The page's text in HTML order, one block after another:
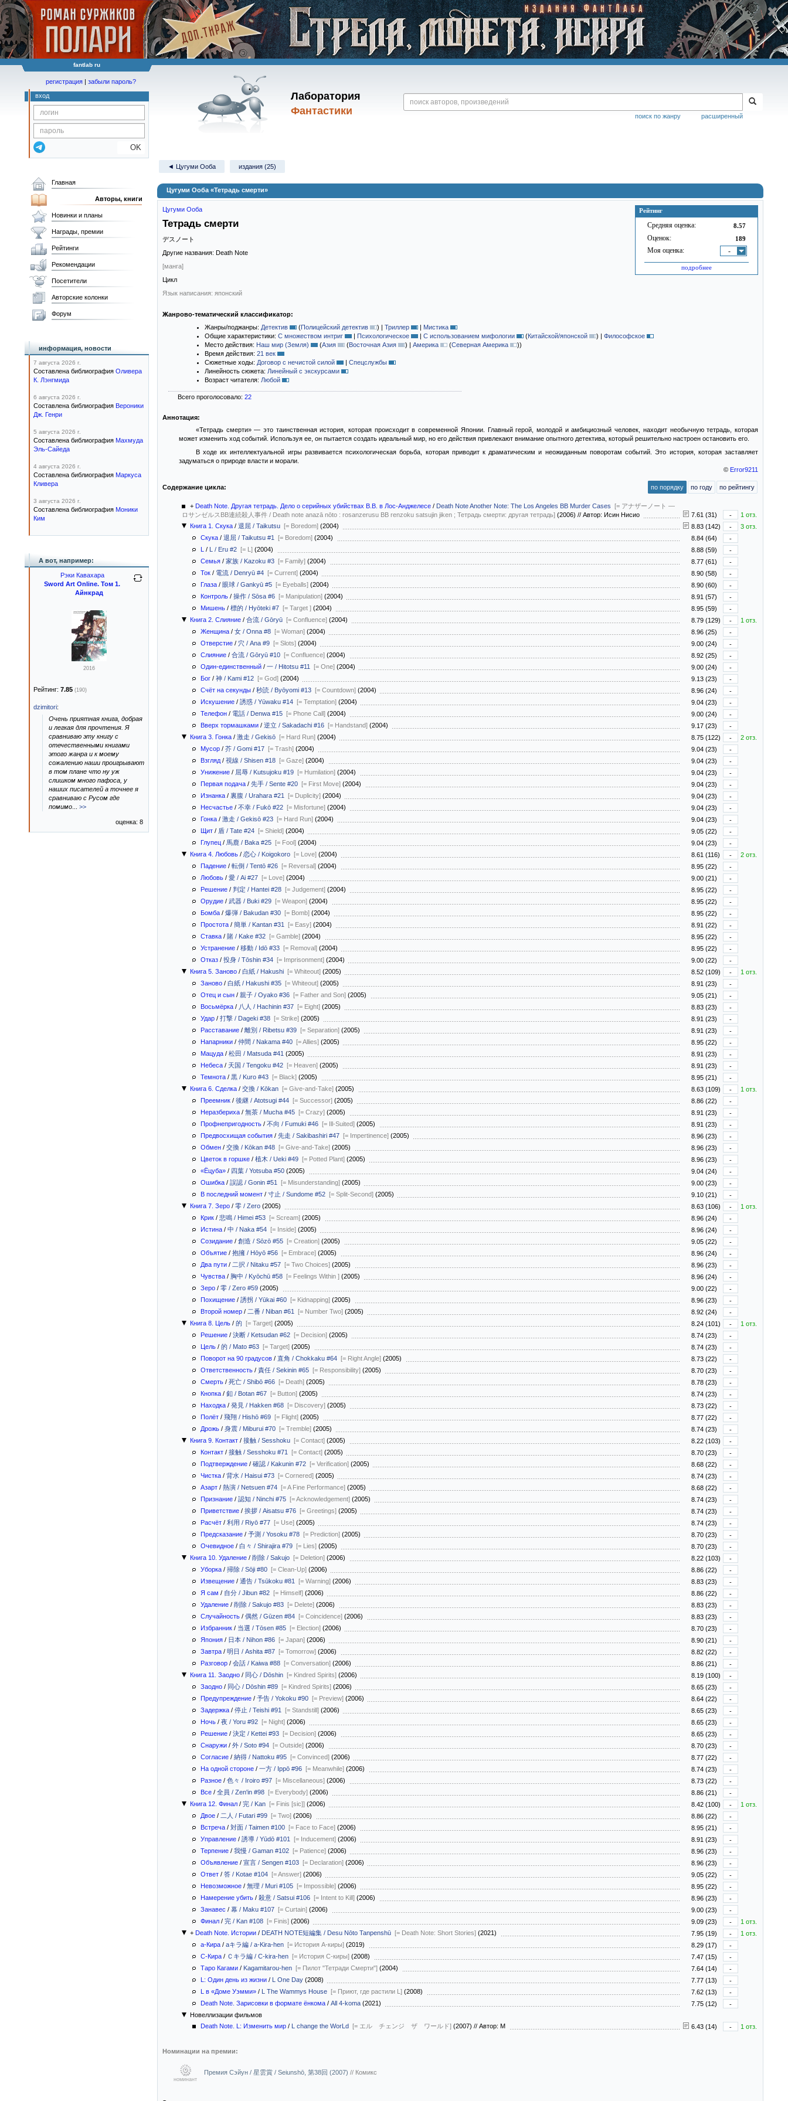
fantlab ru
Лаборатория
Фантастики
расширенный
поиск по жанру
регистрация | забыли пароль?
вход
OK
◄ Цугуми Ооба издания (25)
Цугуми Ооба «Тетрадь смерти»
Рейтинг
Средняя оценка: 8.57
Оценок: 189
Моя оценка: -
подробнее
Цугуми Ооба
Тетрадь смерти
デスノート
Другие названия: Death Note
[манга]
Цикл
Язык написания: японский
Жанрово-тематический классификатор:
Жанры/поджанры: Детектив (Полицейский детектив ) | Триллер | Мистика
Общие характеристики: С множеством интриг | Психологическое | С использованием мифологии (Китайской/японской ) | Философское
Место действия: Наш мир (Земля) (Азия (Восточная Азия ) | Америка (Северная Америка ))
Время действия: 21 век
Сюжетные ходы: Договор с нечистой силой | Спецслужбы
Линейность сюжета: Линейный с экскурсами
Возраст читателя: Любой
Всего проголосовало: 22
Аннотация:
«Тетрадь смерти» — это таинственная история, которая происходит в современной Японии. Главный герой, молодой и амбициозный человек, находит необычную тетрадь, которая
может изменить ход событий. Используя ее, он пытается создать идеальный мир, но его действия привлекают внимание опытного детектива, который решительно настроен остановить его.
В ходе их интеллектуальной игры развивается психологическая борьба, которая приводит к драматическим и неожиданным поворотам событий. Это история, которая заставляет
задуматься о природе власти и морали.
© Error9211
Содержание цикла: по порядку по году по рейтингу
+ Death Note. Другая тетрадь. Дело о серийных убийствах B.B. в Лос-Анджелесе / Death Note Another Note: The Los Angeles BB Murder Cases [= アナザーノート —
ロサンゼルスBB連続殺人事件 / Death note anazā nōto : rosanzerusu BB renzoku satsujin jiken ; Тетрадь смерти: другая тетрадь] (2006) // Автор: Исин Нисио 7.61 (31) -
1 отз.
Книга 1. Скука / 退屈 / Taikutsu [= Boredom] (2004) 8.83 (142) -
3 отз.
Скука / 退屈 / Taikutsu #1 [= Boredom] (2004) 8.84 (64)
-
L / L / Eru #2 [= L] (2004) 8.88 (59)
-
Семья / 家族 / Kazoku #3 [= Family] (2004) 8.77 (61)
-
Ток / 電流 / Denryū #4 [= Current] (2004) 8.90 (58)
-
Глаза / 眼球 / Gankyū #5 [= Eyeballs] (2004) 8.90 (60)
-
Контроль / 操作 / Sōsa #6 [= Manipulation] (2004) 8.91 (57)
-
Мишень / 標的 / Hyōteki #7 [= Target ] (2004) 8.95 (59)
-
Книга 2. Слияние / 合流 / Gōryū [= Confluence] (2004) 8.79 (129) -
1 отз.
Женщина / 女 / Onna #8 [= Woman] (2004) 8.96 (25)
-
Отверстие / 穴 / Ana #9 [= Slots] (2004) 9.00 (24)
-
Слияние / 合流 / Gōryū #10 [= Confluence] (2004) 8.92 (25)
-
Один-единственный / 一 / Hitotsu #11 [= One] (2004) 9.00 (24)
-
Бог / 神 / Kami #12 [= God] (2004) 9.13 (23)
-
Счёт на секунды / 秒読 / Byōyomi #13 [= Countdown] (2004) 8.96 (24)
-
Искушение / 誘惑 / Yūwaku #14 [= Temptation] (2004) 9.04 (23)
-
Телефон / 電話 / Denwa #15 [= Phone Call] (2004) 9.00 (24)
-
Вверх тормашками / 逆立 / Sakadachi #16 [= Handstand] (2004) 9.17 (23)
-
Книга 3. Гонка / 激走 / Gekisō [= Hard Run] (2004) 8.75 (122) -
2 отз.
Мусор / 芥 / Gomi #17 [= Trash] (2004) 9.04 (23)
-
Взгляд / 視線 / Shisen #18 [= Gaze] (2004) 9.04 (23)
-
Унижение / 屈辱 / Kutsujoku #19 [= Humilation] (2004) 9.04 (23)
-
Первая подача / 先手 / Sente #20 [= First Move] (2004) 9.04 (23)
-
Изнанка / 裏腹 / Urahara #21 [= Duplicity] (2004) 9.04 (23)
-
Несчастье / 不幸 / Fukō #22 [= Misfortune] (2004) 9.04 (23)
-
Гонка / 激走 / Gekisō #23 [= Hard Run] (2004) 9.04 (23)
-
Щит / 盾 / Tate #24 [= Shield] (2004) 9.05 (22)
-
Глупец / 馬鹿 / Baka #25 [= Fool] (2004) 9.04 (23)
-
Книга 4. Любовь / 恋心 / Koigokoro [= Love] (2004) 8.61 (116) -
2 отз.
Падение / 転倒 / Tentō #26 [= Reversal] (2004) 8.95 (22)
-
Любовь / 愛 / Ai #27 [= Love] (2004) 9.00 (21)
-
Решение / 判定 / Hantei #28 [= Judgement] (2004) 8.95 (22)
-
Орудие / 武器 / Buki #29 [= Weapon] (2004) 8.95 (22)
-
Бомба / 爆弾 / Bakudan #30 [= Bomb] (2004) 8.95 (22)
-
Простота / 簡単 / Kantan #31 [= Easy] (2004) 8.91 (22)
-
Ставка / 賭 / Kake #32 [= Gamble] (2004) 8.95 (22)
-
Устранение / 移動 / Idō #33 [= Removal] (2004) 8.95 (22)
-
Отказ / 投身 / Tōshin #34 [= Imprisonment] (2004) 9.00 (22)
-
Книга 5. Заново / 白紙 / Hakushi [= Whiteout] (2005) 8.52 (109) -
1 отз.
Заново / 白紙 / Hakushi #35 [= Whiteout] (2005) 8.91 (23)
-
Отец и сын / 親子 / Oyako #36 [= Father and Son] (2005) 9.05 (21)
-
Восьмёрка / 八人 / Hachinin #37 [= Eight] (2005) 8.83 (23)
-
Удар / 打撃 / Dageki #38 [= Strike] (2005) 8.91 (23)
-
Расставание / 離別 / Ribetsu #39 [= Separation] (2005) 8.91 (23)
-
Напарники / 仲間 / Nakama #40 [= Allies] (2005) 8.95 (22)
-
Мацуда / 松田 / Matsuda #41 (2005) 8.91 (23)
-
Небеса / 天国 / Tengoku #42 [= Heaven] (2005) 8.91 (23)
-
Темнота / 黒 / Kuro #43 [= Black] (2005) 8.95 (21)
-
Книга 6. Сделка / 交換 / Kōkan [= Give-and-Take] (2005) 8.63 (109) -
1 отз.
Преемник / 後継 / Atotsugi #44 [= Successor] (2005) 8.86 (22)
-
Неразбериха / 無茶 / Mucha #45 [= Crazy] (2005) 8.91 (23)
-
Профнепригодность / 不向 / Fumuki #46 [= Ill-Suited] (2005) 8.91 (23)
-
Предвосхищая события / 先走 / Sakibashiri #47 [= Impertinence] (2005) 8.96 (23)
-
Обмен / 交換 / Kōkan #48 [= Give-and-Take] (2005) 8.96 (23)
-
Цветок в горшке / 植木 / Ueki #49 [= Potted Plant] (2005) 8.96 (23)
-
«Ёцуба» / 四葉 / Yotsuba #50 (2005) 9.04 (24)
-
Ошибка / 誤認 / Gonin #51 [= Misunderstanding] (2005) 9.00 (23)
-
В последний момент / 寸止 / Sundome #52 [= Split-Second] (2005) 9.10 (21)
-
Книга 7. Зеро / 零 / Zero (2005) 8.63 (106) -
1 отз.
Крик / 悲鳴 / Himei #53 [= Scream] (2005) 8.96 (24)
-
Истина / 中 / Naka #54 [= Inside] (2005) 8.96 (24)
-
Созидание / 創造 / Sōzō #55 [= Creation] (2005) 9.05 (22)
-
Объятие / 抱擁 / Hōyō #56 [= Embrace] (2005) 8.96 (24)
-
Два пути / 二択 / Nitaku #57 [= Two Choices] (2005) 8.96 (23)
-
Чувства / 胸中 / Kyōchū #58 [= Feelings Within ] (2005) 8.96 (24)
-
Зеро / 零 / Zero #59 (2005) 9.00 (22)
-
Похищение / 誘拐 / Yūkai #60 [= Kidnapping] (2005) 8.96 (23)
-
Второй номер / 二番 / Niban #61 [= Number Two] (2005) 8.92 (24)
-
Книга 8. Цель / 的 [= Target] (2005) 8.24 (101) -
1 отз.
Решение / 決断 / Ketsudan #62 [= Decision] (2005) 8.74 (23)
-
Цель / 的 / Mato #63 [= Target] (2005) 8.74 (23)
-
Поворот на 90 градусов / 直角 / Chokkaku #64 [= Right Angle] (2005) 8.73 (22)
-
Ответственность / 責任 / Sekinin #65 [= Responsibility] (2005) 8.70 (23)
-
Смерть / 死亡 / Shibō #66 [= Death] (2005) 8.78 (23)
-
Кнопка / 釦 / Botan #67 [= Button] (2005) 8.74 (23)
-
Находка / 発見 / Hakken #68 [= Discovery] (2005) 8.73 (22)
-
Полёт / 飛翔 / Hishō #69 [= Flight] (2005) 8.77 (22)
-
Дрожь / 身震 / Miburui #70 [= Tremble] (2005) 8.74 (23)
-
Книга 9. Контакт / 接触 / Sesshoku [= Contact] (2005) 8.22 (103)
-
Контакт / 接触 / Sesshoku #71 [= Contact] (2005) 8.70 (23)
-
Подтверждение / 確認 / Kakunin #72 [= Verification] (2005) 8.68 (22)
-
Чистка / 背水 / Haisui #73 [= Cornered] (2005) 8.74 (23)
-
Азарт / 熱演 / Netsuen #74 [= A Fine Performance] (2005) 8.68 (22)
-
Признание / 認知 / Ninchi #75 [= Acknowledgement] (2005) 8.74 (23)
-
Приветствие / 挨拶 / Aisatsu #76 [= Greetings] (2005) 8.74 (23)
-
Расчёт / 利用 / Riyō #77 [= Use] (2005) 8.74 (23)
-
Предсказание / 予測 / Yosoku #78 [= Prediction] (2005) 8.70 (23)
-
Очевидное / 白々 / Shirajira #79 [= Lies] (2005) 8.70 (23)
-
Книга 10. Удаление / 削除 / Sakujo [= Deletion] (2006) 8.22 (103)
-
Уборка / 掃除 / Sōji #80 [= Clean-Up] (2006) 8.86 (22)
-
Извещение / 通告 / Tsūkoku #81 [= Warning] (2006) 8.83 (23)
-
Я сам / 自分 / Jibun #82 [= Himself] (2006) 8.86 (22)
-
Удаление / 削除 / Sakujo #83 [= Delete] (2006) 8.83 (23)
-
Случайность / 偶然 / Gūzen #84 [= Coincidence] (2006) 8.83 (23)
-
Избранник / 当選 / Tōsen #85 [= Election] (2006) 8.70 (23)
-
Япония / 日本 / Nihon #86 [= Japan] (2006) 8.90 (21)
-
Завтра / 明日 / Ashita #87 [= Tomorrow] (2006) 8.82 (22)
-
Разговор / 会話 / Kaiwa #88 [= Conversation] (2006) 8.86 (21)
-
Книга 11. Заодно / 同心 / Dōshin [= Kindred Spirits] (2006) 8.19 (100)
-
Заодно / 同心 / Dōshin #89 [= Kindred Spirits] (2006) 8.65 (23)
-
Предупреждение / 予告 / Yokoku #90 [= Preview] (2006) 8.64 (22)
-
Задержка / 停止 / Teishi #91 [= Standstill] (2006) 8.65 (23)
-
Ночь / 夜 / Yoru #92 [= Night] (2006) 8.65 (23)
-
Решение / 決定 / Kettei #93 [= Decision] (2006) 8.65 (23)
-
Снаружи / 外 / Soto #94 [= Outside] (2006) 8.70 (23)
-
Согласие / 納得 / Nattoku #95 [= Convinced] (2006) 8.77 (22)
-
На одной стороне / 一方 / Ippō #96 [= Meanwhile] (2006) 8.74 (23)
-
Разное / 色々 / Iroiro #97 [= Miscellaneous] (2006) 8.73 (22)
-
Все / 全員 / Zen'in #98 [= Everybody] (2006) 8.86 (21)
-
Книга 12. Финал / 完 / Kan [= Finis [sic]] (2006) 8.42 (100) -
1 отз.
Двое / 二人 / Futari #99 [= Two] (2006) 8.86 (22)
-
Встреча / 対面 / Taimen #100 [= Face to Face] (2006) 8.95 (21)
-
Управление / 誘導 / Yūdō #101 [= Inducement] (2006) 8.91 (23)
-
Терпение / 我慢 / Gaman #102 [= Patience] (2006) 8.96 (23)
-
Объявление / 宣言 / Sengen #103 [= Declaration] (2006) 8.96 (23)
-
Ответ / 答 / Kotae #104 [= Answer] (2006) 9.05 (22)
-
Невозможное / 無理 / Muri #105 [= Impossible] (2006) 8.95 (22)
-
Намерение убить / 殺意 / Satsui #106 [= Intent to Kill] (2006) 8.96 (23)
-
Занавес / 幕 / Maku #107 [= Curtain] (2006) 9.00 (23)
-
Финал / 完 / Kan #108 [= Finis] (2006) 9.09 (23) -
1 отз.
+ Death Note. Истории / DEATH NOTE短編集 / Desu Nōto Tanpenshū [= Death Note: Short Stories] (2021) 7.95 (19) -
1 отз.
а-Кира / aキラ編 / a-Kira-hen [= История А-киры] (2019) 8.29 (17)
-
С-Кира / Ｃキラ編 / C-kira-hen [= История С-киры] (2008) 7.47 (15)
-
Таро Кагами / Kagamitarou-hen [= Пилот "Тетради Смерти"] (2004) 7.64 (14)
-
L: Один день из жизни / L One Day (2008) 7.77 (13)
-
L в «Доме Уэмми» / L The Wammys House [= Приют, где растили L] (2008) 7.62 (13)
-
Death Note. Зарисовки в формате ёнкома / All 4-koma (2021) 7.75 (12)
-
Новеллизации фильмов
Death Note. L: Изменить мир / L change the WorLd [= エル チェンジ ザ ワールド] (2007) // Автор: М 6.43 (14) - 1 отз.
Номинации на премии:
номинант
Премия Сэйун / 星雲賞 / Seiunshō, 第38回 (2007) // Комикс
Главная
Авторы, книги
Новинки и планы
Награды, премии
Рейтинги
Рекомендации
Посетители
Авторские колонки
Форум
информация, новости
7 августа 2026 г.
Составлена библиография Оливера
К. Лэнгмида
6 августа 2026 г.
Составлена библиография Вероники
Дж. Генри
5 августа 2026 г.
Составлена библиография Махмуда
Эль-Сайеда
4 августа 2026 г.
Составлена библиография Маркуса
Кливера
3 августа 2026 г.
Составлена библиография Моники
Ким
А вот, например:
Рэки Кавахара
Sword Art Online. Том 1.
Айнкрад
2016
Рейтинг: 7.85 (190)
dzimitori:
Очень приятная книга, добрая
и легкая для прочтения. Я
сравниваю эту книгу с
отечественными книгами
этого жанра и к моему
сожалению наши проигрывают
в том плане что ну уж
слишком много пафоса, у
наших писателей а точнее я
сравниваю с Русом где
помимо
>>
оценка: 8